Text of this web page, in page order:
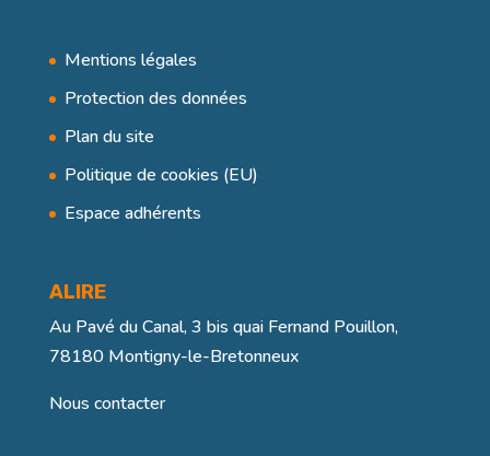
Mentions légales
Protection des données
Plan du site
Politique de cookies (EU)
Espace adhérents
ALIRE
Au Pavé du Canal, 3 bis quai Fernand Pouillon,
78180 Montigny-le-Bretonneux
Nous contacter